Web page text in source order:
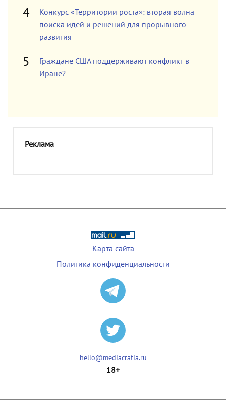
Конкурс «Территории роста»: вторая волна
поиска идей и решений для прорывного
развития
Граждане США поддерживают конфликт в
Иране?
Реклама
Карта сайта
Политика конфиденциальности
hello@mediacratia.ru
18+